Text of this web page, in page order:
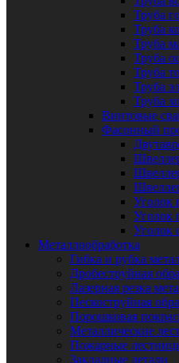
Труба
Труба
Труба
Труба
Труба
Труба
Труба
Винтовые
Фасонный
Уголок
Уголок
Уголок
Металлообработка
Гибка и рубка
Дробеструйная
Лазерная резка
Пескоструйная
Порошковая
Металлические
Пожарные
Закладные детали